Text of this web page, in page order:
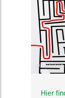
© belekekin
Hier